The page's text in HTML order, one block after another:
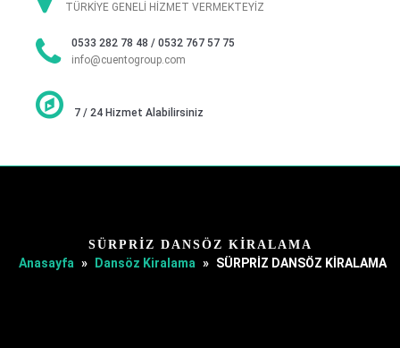
TÜRKİYE GENELİ HİZMET VERMEKTEYİZ
0533 282 78 48 / 0532 767 57 75
info@cuentogroup.com
7 / 24 Hizmet Alabilirsiniz
SÜRPRİZ DANSÖZ KİRALAMA
Anasayfa » Dansöz Kiralama » SÜRPRİZ DANSÖZ KİRALAMA